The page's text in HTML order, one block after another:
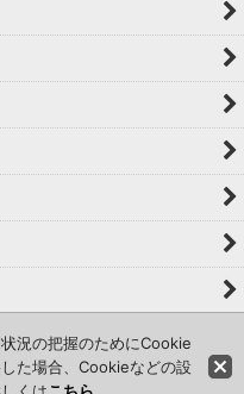
All Rights Reserved.
況の把握のためにCookie
た場合、Cookieなどの設